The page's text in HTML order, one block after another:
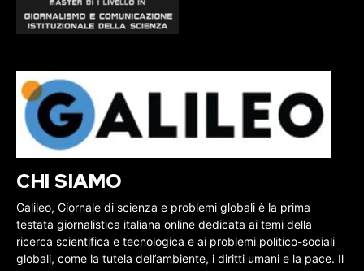
CHI SIAMO
Galileo, Giornale di scienza e problemi globali è la prima
testata giornalistica italiana online dedicata ai temi della
ricerca scientifica e tecnologica e ai problemi politico-sociali
globali, come la tutela dell’ambiente, i diritti umani e la pace. Il